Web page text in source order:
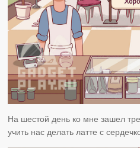
На шестой день ко мне зашел
учить нас делать латте с